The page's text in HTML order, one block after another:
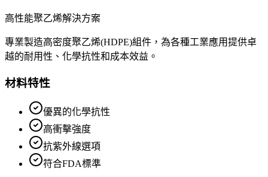
高性能聚乙烯解決方案
專業製造高密度聚乙烯(HDPE)組件，為各種工業應用提供卓
越的耐用性、化學抗性和成本效益。
材料特性
優異的化學抗性
高衝擊強度
抗紫外線選項
符合FDA標準